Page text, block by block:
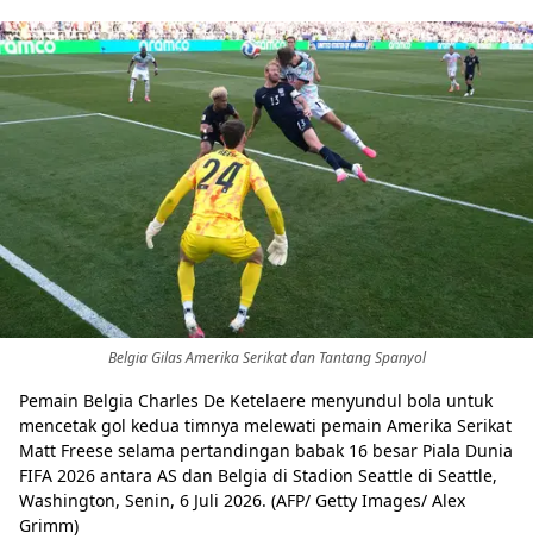
Belgia Gilas Amerika Serikat dan Tantang Spanyol
Pemain Belgia Charles De Ketelaere menyundul bola untuk
mencetak gol kedua timnya melewati pemain Amerika Serikat
Matt Freese selama pertandingan babak 16 besar Piala Dunia
FIFA 2026 antara AS dan Belgia di Stadion Seattle di Seattle,
Washington, Senin, 6 Juli 2026. (AFP/ Getty Images/ Alex
Grimm)